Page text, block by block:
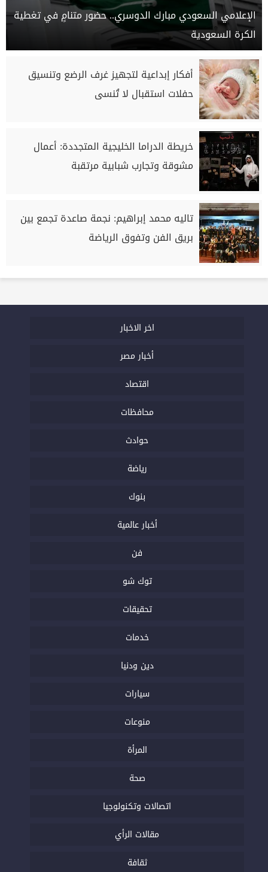
الإعلامي السعودي مبارك الدوسري.. حضور متنامٍ في تغطية
الكرة السعودية
أفكار إبداعية لتجهيز غرف الرضع وتنسيق
حفلات استقبال لا تُنسى
خريطة الدراما الخليجية المتجددة: أعمال
مشوقة وتجارب شبابية مرتقبة
تاليه محمد إبراهيم: نجمة صاعدة تجمع بين
بريق الفن وتفوق الرياضة
اخر الاخبار
أخبار مصر
اقتصاد
محافظات
حوادث
رياضة
بنوك
أخبار عالمية
فن
توك شو
تحقيقات
خدمات
دين ودنيا
سيارات
منوعات
المرأة
صحة
اتصالات وتكنولوجيا
مقالات الرأي
ثقافة